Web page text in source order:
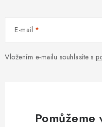
E-mail
Vložením e-mailu souhlasíte s
Pomůžeme